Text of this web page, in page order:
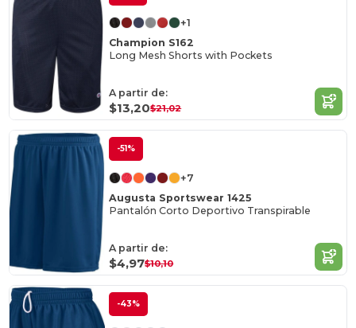
+1
Champion S162
Long Mesh Shorts with Pockets
A partir de:
$13,20$21,02
-51%
+7
Augusta Sportswear 1425
Pantalón Corto Deportivo Transpirable
A partir de:
$4,97$10,10
-43%